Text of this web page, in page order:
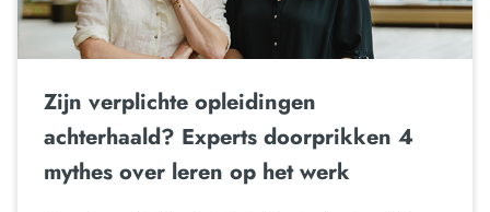
Zijn verplichte opleidingen
achterhaald? Experts doorprikken 4
mythes over leren op het werk